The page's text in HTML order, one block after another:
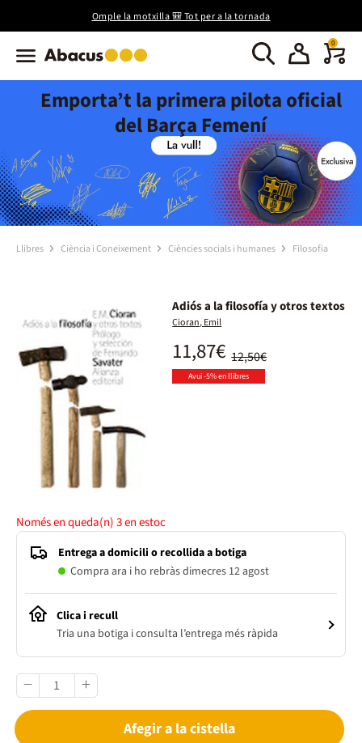
Omple la motxilla 🎒 Tot per a la tornada
0
Emporta’t la primera pilota oficial
del Barça Femení
Llibres Ciència i Coneixement Ciències socials i humanes Filosofia
Adiós a la filosofía y otros textos
Cioran, Emil
12,50€
11,87€
Avui -5% en llibres
Només en queda(n)3en estoc
Entrega a domicili o recollida a botiga
Compra ara i ho rebràs dimecres 12 agost
Clica i recull
Tria una botiga i consulta l’entrega més ràpida
Afegir a la cistella